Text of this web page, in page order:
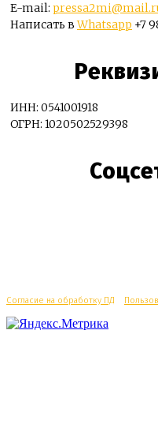
E-mail:
Написать вWhatsapp +7
ИНН: 0541001918
ОГРН: 1020502529398
Согласие на обработку ПД